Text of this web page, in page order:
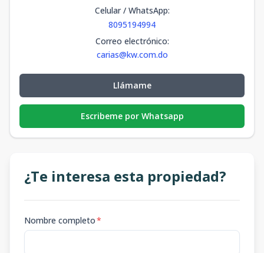
Celular / WhatsApp:
8095194994
Correo electrónico:
carias@kw.com.do
Llámame
Escribeme por Whatsapp
¿Te interesa esta propiedad?
Nombre completo*